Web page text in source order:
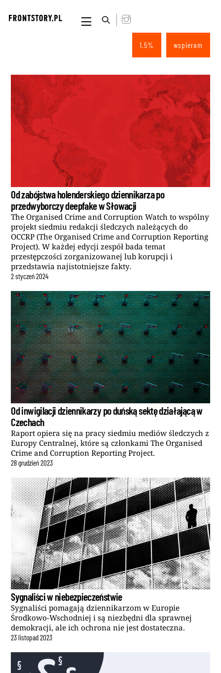
content
Menu
wspieram
1.5%
Od zabójstwa holenderskiego dziennikarza po
przedwyborczy deepfake w Słowacji
The Organised Crime and Corruption Watch to wspólny
projekt siedmiu redakcji śledczych należących do
OCCRP (The Organised Crime and Corruption Reporting
Project). W każdej edycji zespół bada temat
przestępczości zorganizowanej lub korupcji i
przedstawia najistotniejsze fakty.
2styczeń2024
Od inwigilacji dziennikarzy po duńską sektę działającą w
Czechach
Raport opiera się na pracy siedmiu mediów śledczych z
Europy Centralnej, które są członkami The Organised
Crime and Corruption Reporting Project.
28grudzień2023
Sygnaliści w niebezpieczeństwie
Sygnaliści pomagają dziennikarzom w Europie
Środkowo-Wschodniej i są niezbędni dla sprawnej
demokracji, ale ich ochrona nie jest dostateczna.
23listopad2023